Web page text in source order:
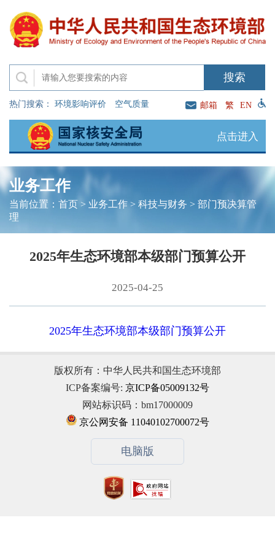
热门搜索： 环境影响评价 空气质量 邮箱 繁 EN
点击进入
业务工作
当前位置： 首页> 业务工作> 科技与财务 > 部门预决算管
理
2025年生态环境部本级部门预算公开
2025-04-25
2025年生态环境部本级部门预算公开
版权所有：中华人民共和国生态环境部
ICP备案编号: 京ICP备05009132号
网站标识码：bm17000009
京公网安备 11040102700072号
电脑版